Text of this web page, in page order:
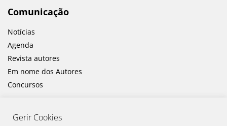
Comunicação
Notícias
Agenda
Revista autores
Em nome dos Autores
Concursos
Gerir Cookies